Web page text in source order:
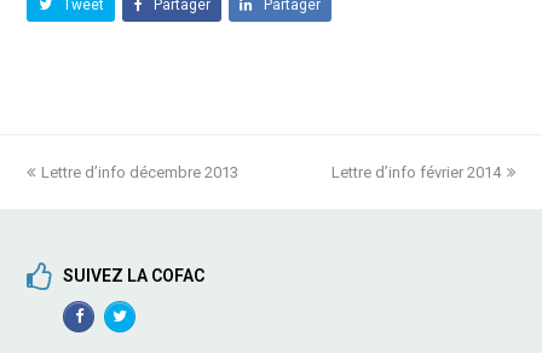
Tweet Partager Partager
previous
Lettre d’info décembre 2013
next
Lettre d’info février 2014
SUIVEZ LA COFAC
FacebookTwitterProfile